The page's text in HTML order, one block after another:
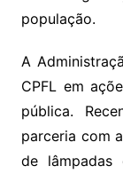
população.
A
CPFL em
pública.
parceria com
de lâmpadas